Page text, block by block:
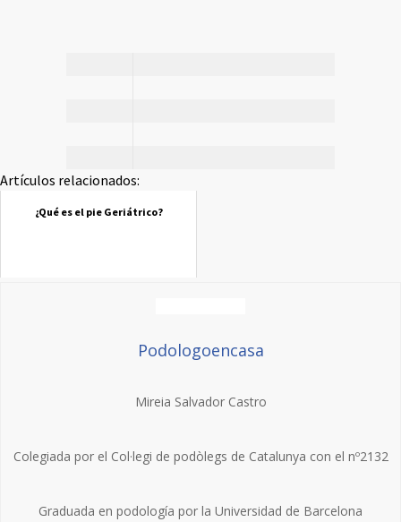
Artículos relacionados:
¿Qué es el pie Geriátrico?
Podologoencasa
Mireia Salvador Castro
Colegiada por el Col·legi de podòlegs de Catalunya con el nº2132
Graduada en podología por la Universidad de Barcelona